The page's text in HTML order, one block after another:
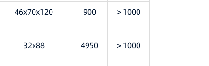
46x70x120 900 > 1000
32x88 4950 > 1000